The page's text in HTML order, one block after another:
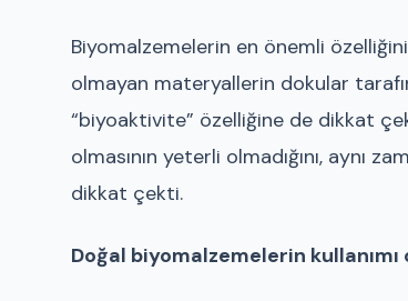
Biyomalzemelerin en önemli
olmayan materyallerin dokular
“biyoaktivite” özelliğine de dikkat
olmasının yeterli olmadığını, aynı
dikkat çekti.
Doğal biyomalzemelerin